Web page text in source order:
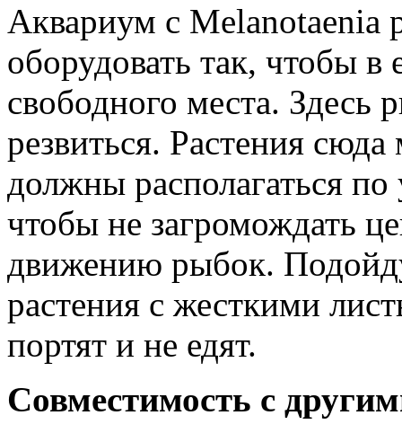
Аквариум с Melanotaenia
оборудовать так, чтобы в
свободного места. Здесь
резвиться. Растения
должны располагаться
чтобы не загромождать
движению рыбок.
растения с жесткими
портят и не едят.
Совместимость с